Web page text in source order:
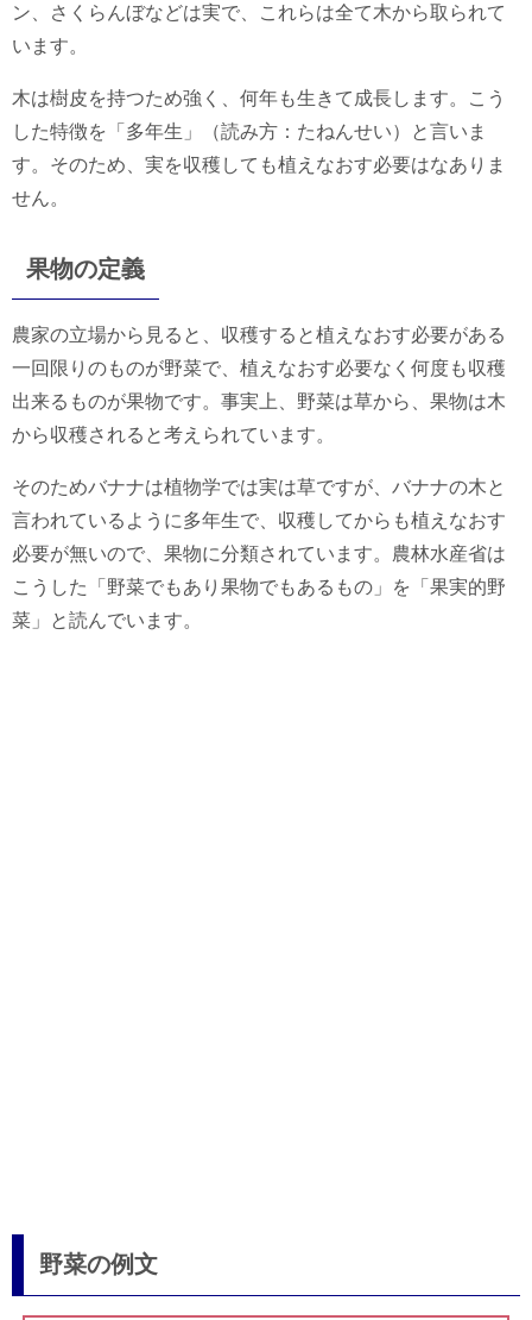
ン、さくらんぼなどは実で、これらは全て木から取られて
います。
木は樹皮を持つため強く、何年も生きて成長します。こう
した特徴を「多年生」（読み方：たねんせい）と言いま
す。そのため、実を収穫しても植えなおす必要はなありま
せん。
果物の定義
農家の立場から見ると、収穫すると植えなおす必要がある
一回限りのものが野菜で、植えなおす必要なく何度も収穫
出来るものが果物です。事実上、野菜は草から、果物は木
から収穫されると考えられています。
そのためバナナは植物学では実は草ですが、バナナの木と
言われているように多年生で、収穫してからも植えなおす
必要が無いので、果物に分類されています。農林水産省は
こうした「野菜でもあり果物でもあるもの」を「果実的野
菜」と読んでいます。
野菜の例文